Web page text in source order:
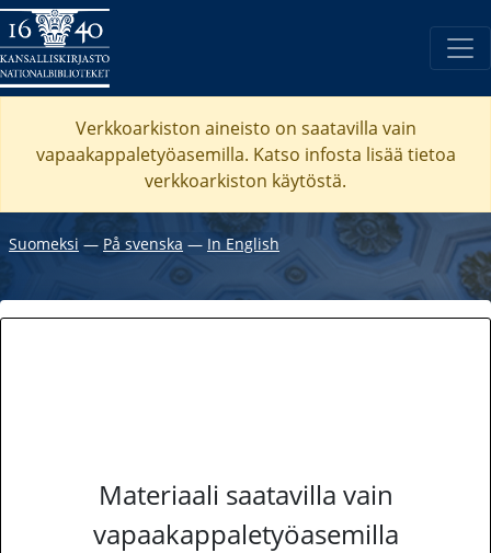
Verkkoarkiston aineisto on saatavilla vain
vapaakappaletyöasemilla. Katso infosta lisää tietoa
verkkoarkiston käytöstä.
Suomeksi ― På svenska ― In English
Materiaali saatavilla vain
vapaakappaletyöasemilla